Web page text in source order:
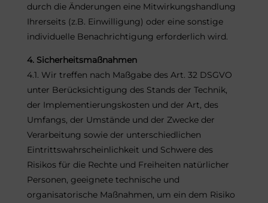
durch die Änderungen eine Mitwirkungshandlung
Ihrerseits (z.B. Einwilligung) oder eine sonstige
individuelle Benachrichtigung erforderlich wird.
4. Sicherheitsmaßnahmen
4.1. Wir treffen nach Maßgabe des Art. 32 DSGVO
unter Berücksichtigung des Stands der Technik,
der Implementierungskosten und der Art, des
Umfangs, der Umstände und der Zwecke der
Verarbeitung sowie der unterschiedlichen
Eintrittswahrscheinlichkeit und Schwere des
Risikos für die Rechte und Freiheiten natürlicher
Personen, geeignete technische und
organisatorische Maßnahmen, um ein dem Risiko